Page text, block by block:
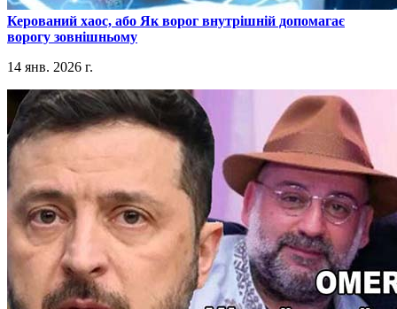
​Керований хаос, або Як ворог внутрішній допомагає
ворогу зовнішньому
14 янв. 2026 г.